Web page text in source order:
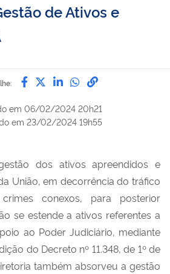
de Ativos e
Compartilhe por Facebook
Compartilhe por Twitter
Compartilhe por
Compartilhe
link para
em 06/02/2024 20h21
em 23/02/2024 19h55
dos ativos apreendidos e
União, em decorrência do tráfico
conexos, para posterior
se estende a ativos referentes a
ao Poder Judiciário, mediante
do Decreto nº 11.348, de 1º de
também absorveu a gestão